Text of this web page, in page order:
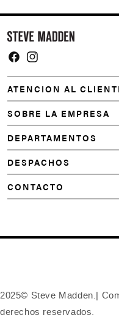
ATENCION AL
SOBRE LA EMPRESA
DEPARTAMENTOS
DESPACHOS
CONTACTO
2025© Steve Madden.|
derechos reservados.